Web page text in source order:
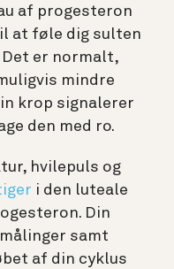
af progesteron
at føle dig sulten
Det er normalt,
mindre
krop signalerer
den med ro.
hvilepuls og
i den luteale
Din
samt
af din cyklus